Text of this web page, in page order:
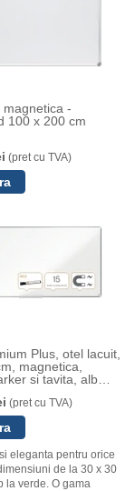
magnetica -
100 x 200 cm
(pret cu TVA)
Plus, otel lacuit,
magnetica,
si tavita, alb
(pret cu TVA)
eleganta pentru orice
de la 30 x 30
la verde. O gama